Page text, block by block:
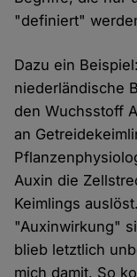
"definiert"
Dazu ein
niederländische
den Wuchsstoff
an
Auxin die
Keimlings
"Auxinwirkung"
blieb letztlich
mich damit. So